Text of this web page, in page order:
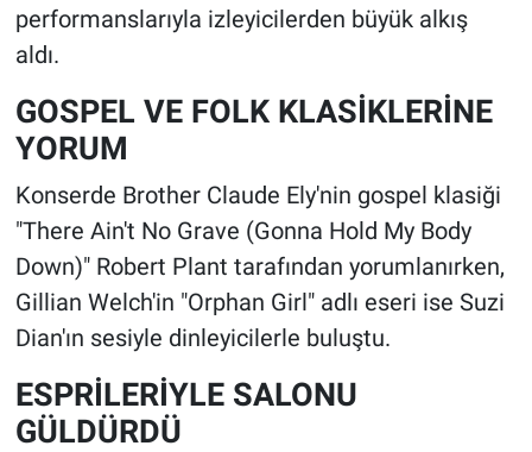
performanslarıyla izleyicilerden büyük alkış
aldı.
GOSPEL VE FOLK KLASİKLERİNE
YORUM
Konserde Brother Claude Ely'nin gospel klasiği
"There Ain't No Grave (Gonna Hold My Body
Down)" Robert Plant tarafından yorumlanırken,
Gillian Welch'in "Orphan Girl" adlı eseri ise Suzi
Dian'ın sesiyle dinleyicilerle buluştu.
ESPRİLERİYLE SALONU
GÜLDÜRDÜ